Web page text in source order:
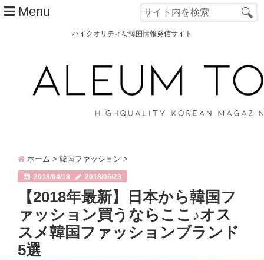
Menu
ALEUM TOWNとは？
韓国旅行
韓国 美容
オルチャン
ハイクオリティな韓国情報発信サイト
ホーム > 韓国ファッション >
2018/04/18 2018/06/23
【2018年最新】日本から韓国フ
ァッション買うならここ♪オス
スメ韓国ファッションブランド
5選